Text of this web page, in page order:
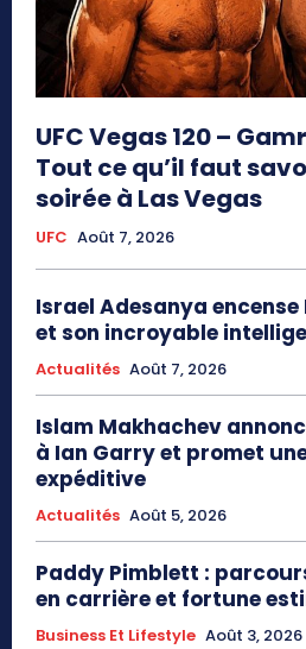
UFC Vegas 120 –
Tout ce qu’il faut
soirée à Las Vegas
UFC Août 7, 2026
Israel Adesanya
et son incroyable
Actualités Août 7, 2026
Islam Makhachev
à Ian Garry et promet
expéditive
Actualités Août 5, 2026
Paddy Pimblett :
en carrière et fortune
Business Et Lifestyle Août 3, 2026